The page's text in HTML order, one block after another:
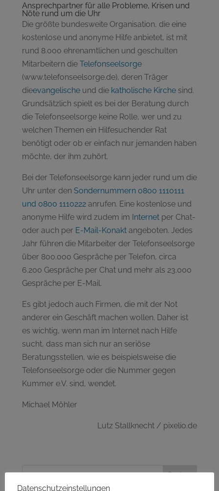
Ansprechpartner für alle Probleme, Krisen und
Nöte rund um die Uhr
Die größte bundesweite Organisation, die eine
kostenlose und anonyme Hilfe anbietet, ist mit
rund 8.000 ehrenamtlichen und geschulten
Mitarbeitern die Telefonseelsorge
(www.telefonseelsorge.de), deren Träger
dieevangelischeund die katholische Kirchesind.
Grundsätzlich spielt es bei der Beratung durch
die Telefonseelsorge keine Rolle, wer und zu
welchen Themen ein Hilfesuchender Rat
benötigt oder ob er einfach nur jemanden haben
möchte, der ihm zuhört.
Bei der Telefonseelsorge kann jeder rund um die
Uhr unter den Sondernummern 0800 1110111
und 0800 1110222anrufen. Eine kostenlose und
anonyme Hilfe wird zudem im Internetper Chat-
oder auch per E-Mail-Konaktangeboten. Jedes
Jahr führen die Mitarbeiter der Telefonseelsorge
über 800.000 Gespräche per Telefon, circa
6.200 Gespräche per Chat und mehr als 23.000
Gespräche per E-Mail.
Es gibt jedoch auch Firmen, die mit der Not
anderer ein Geschäft machen wollen. Daher ist
es wichtig, wenn man im Internet nach Hilfe
sucht, dass man sich nur an seriöse
Beratungsstellen, wie es beispielsweise die
Telefonseelsorge oder die Nummer gegen
Kummer e.V. sind, wendet.
Michael Möhler
Lutz Stallknecht / pixelio.de
Datenschutzeinstellungen